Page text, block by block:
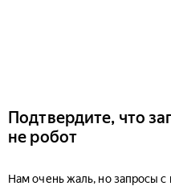
Подтвердите, что
не робот
Нам очень жаль, но запросы